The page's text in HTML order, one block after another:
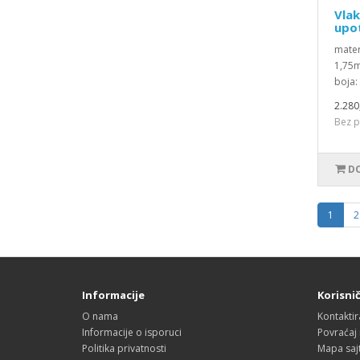
boja:
Bez
1 2
Informacije
O nama
Informacije o isporuci
Politika privatnosti
Povraćaj
Mapa